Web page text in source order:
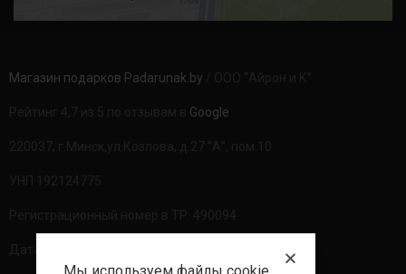
Магазин подарков Padarunak.by
Google